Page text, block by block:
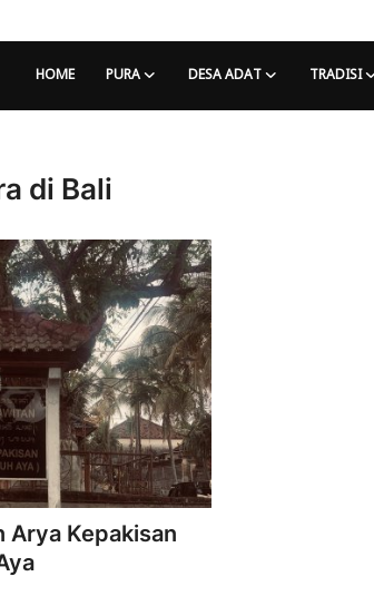
HOME PURA DESA ADAT TRADISI
di Bali
Arya Kepakisan